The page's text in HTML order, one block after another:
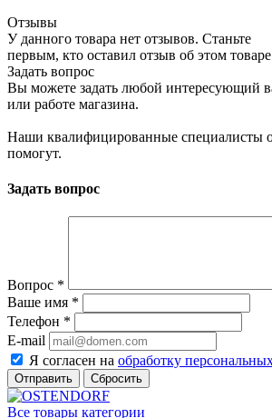
Отзывы
У данного товара нет отзывов. Станьте
первым, кто оставил отзыв об этом
Задать вопрос
Вы можете задать любой интересующий
или работе магазина.
Наши квалифицированные специалисты
помогут.
Задать вопрос
Вопрос *
Ваше имя *
Телефон *
E-mail
Я согласен на обработку
Сбросить
Все товары категории